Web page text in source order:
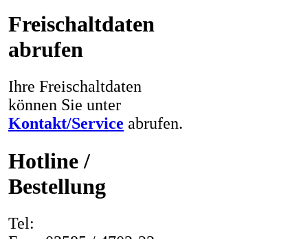
Freischaltdaten
abrufen
Ihre Freischaltdaten
können Sie unter
Kontakt/Service abrufen.
Hotline /
Bestellung
Tel: